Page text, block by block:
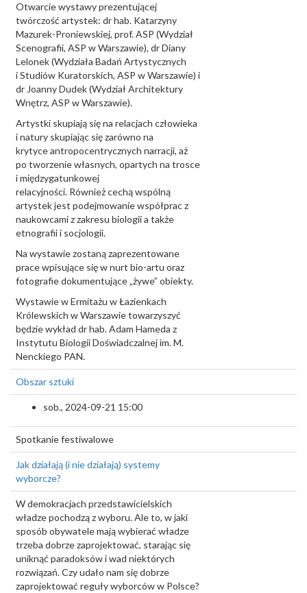
Otwarcie wystawy prezentującej
twórczość artystek: dr hab. Katarzyny
Mazurek-Proniewskiej, prof. ASP (Wydział
Scenografii, ASP w Warszawie), dr Diany
Lelonek (Wydziała Badań Artystycznych
i Studiów Kuratorskich, ASP w Warszawie) i
dr Joanny Dudek (Wydział Architektury
Wnętrz, ASP w Warszawie).
Artystki skupiają się na relacjach człowieka
i natury skupiając się zarówno na
krytyce antropocentrycznych narracji, aż
po tworzenie własnych, opartych na trosce
i międzygatunkowej
relacyjności. Również cechą wspólną
artystek jest podejmowanie współprac z
naukowcami z zakresu biologii a także
etnografii i socjologii.
Na wystawie zostaną zaprezentowane
prace wpisujące się w nurt bio-artu oraz
fotografie dokumentujące „żywe” obiekty.
Wystawie w Ermitażu w Łazienkach
Królewskich w Warszawie towarzyszyć
będzie wykład dr hab. Adam Hameda z
Instytutu Biologii Doświadczalnej im. M.
Nenckiego PAN.
Obszar sztuki
sob., 2024-09-21 15:00
Spotkanie festiwalowe
Jak działają (i nie działają) systemy
wyborcze?
W demokracjach przedstawicielskich
władze pochodzą z wyboru. Ale to, w jaki
sposób obywatele mają wybierać władze
trzeba dobrze zaprojektować, starając się
uniknąć paradoksów i wad niektórych
rozwiązań. Czy udało nam się dobrze
zaprojektować reguły wyborców w Polsce?